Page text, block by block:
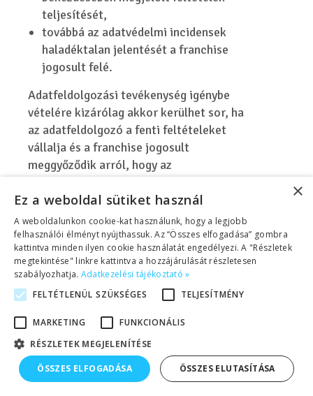
teljesítését,
továbbá az adatvédelmi incidensek
haladéktalan jelentését a franchise
jogosult felé.
Adatfeldolgozási tevékenység igénybe
vételére kizárólag akkor kerülhet sor, ha
az adatfeldolgozó a fenti feltételeket
vállalja és a franchise jogosult
meggyőződik arról, hogy az
foglalt garanciális szabályokat betartani
és az érintettek jogai nem sérülnek.
A franchise jogosultak egységes
adatkezelésére a Helen Doron Ltd. mint
adatfeldolgozó informatikai platformot
biztosít és üzemeltet, amely platformon a
Gyerekangol Kft. mint a Helen Doron
magyarországi master franchisora további
adatfeldolgozási műveleteket végezhet.
Az egyes franchise jogosultak a
×
Ez a weboldal sütiket használ
A weboldalunkon cookie-kat használunk, hogy a legjobb
felhasználói élményt nyújthassuk. Az “Összes elfogadása” gombra
kattintva minden ilyen cookie használatát engedélyezi. A "Részletek
megtekintése" linkre kattintva a hozzájárulását részletesen
szabályozhatja. Adatkezelési tájékoztató »
FELTÉTLENÜL SZÜKSÉGES
TELJESÍTMÉNY
MARKETING
FUNKCIONÁLIS
RÉSZLETEK MEGJELENÍTÉSE
ÖSSZES ELFOGADÁSA ÖSSZES ELUTASÍTÁSA